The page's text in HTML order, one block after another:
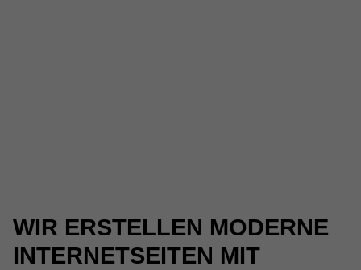
WIR ERSTELLEN MODERNE
INTERNETSEITEN MIT